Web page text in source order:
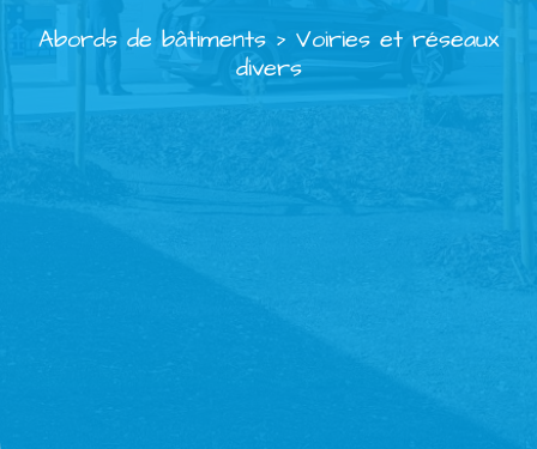
Abords de bâtiments > Voiries et réseaux
divers